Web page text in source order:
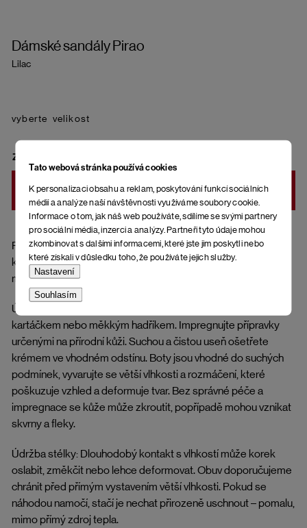
Tato webová stránka používá cookies
K personalizaci obsahu a reklam, poskytování funkcí sociálních
médií a analýze naší návštěvnosti využíváme soubory cookie.
Informace o tom, jak náš web používáte, sdílíme se svými partnery
pro sociální média, inzerci a analýzy. Partneři tyto údaje mohou
zkombinovat s dalšími informacemi, které jste jim poskytli nebo
které získali v důsledku toho, že používáte jejich služby.
Nastavení
Souhlasím
Dámské sandály Pirao
Lilac
Pásky přes nohy z přírodní kůže (hladká useň), ortopedická
korková stélka potažená kůží a spodní část podrážky z
materiálu EVA (ethylenvinylacetát).
Údržba hladkých usní (pásky): Nečistoty odstraníte jemným
kartáčkem nebo měkkým hadříkem. Impregnujte přípravky
určenými na přírodní kůži. Suchou a čistou useň ošetřete
krémem ve vhodném odstínu. Boty jsou vhodné do suchých
podmínek, vyvarujte se větší vlhkosti a rozmáčení, které
poškuzuje vzhled a deformuje tvar. Bez správné péče a
impregnace se kůže může zkroutit, popřípadě mohou vznikat
skvrny a fleky.
Údržba stélky: Dlouhodobý kontakt s vlhkostí může korek
oslabit, změkčit nebo lehce deformovat. Obuv doporučujeme
chránit před přímým vystavením větší vlhkosti. Pokud se
náhodou namočí, stačí je nechat přirozeně uschnout – pomalu,
mimo přímý zdroj tepla.
velikost
ZVOLTE VARIANTU
DO KOŠÍKU